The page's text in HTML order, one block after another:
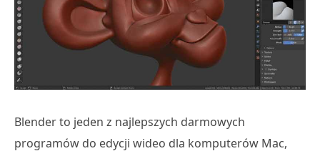
Blender to jeden z najlepszych darmowych
programów do edycji wideo dla komputerów Mac,